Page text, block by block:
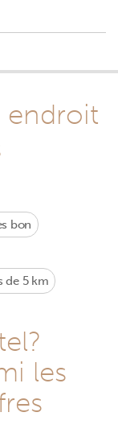
endroit
bon
de 5 km
les